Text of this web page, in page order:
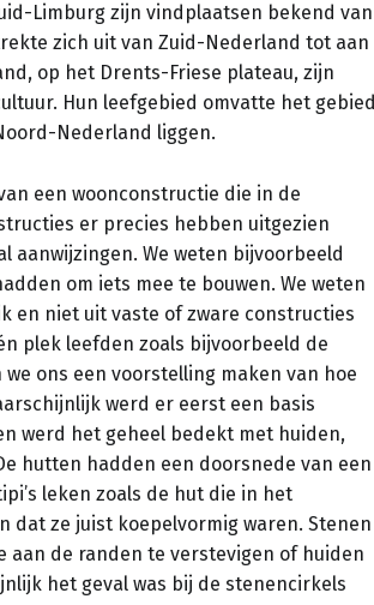
Limburg zijn vindplaatsen bekend van
zich uit van Zuid-Nederland tot aan
op het Drents-Friese plateau, zijn
Hun leefgebied omvatte het gebied
Nederland liggen.
een woonconstructie die in de
er precies hebben uitgezien
aanwijzingen. We weten bijvoorbeeld
om iets mee te bouwen. We weten
en niet uit vaste of zware constructies
plek leefden zoals bijvoorbeeld de
ons een voorstelling maken van hoe
werd er eerst een basis
werd het geheel bedekt met huiden,
hutten hadden een doorsnede van een
leken zoals de hut die in het
dat ze juist koepelvormig waren. Stenen
de randen te verstevigen of huiden
het geval was bij de stenencirkels